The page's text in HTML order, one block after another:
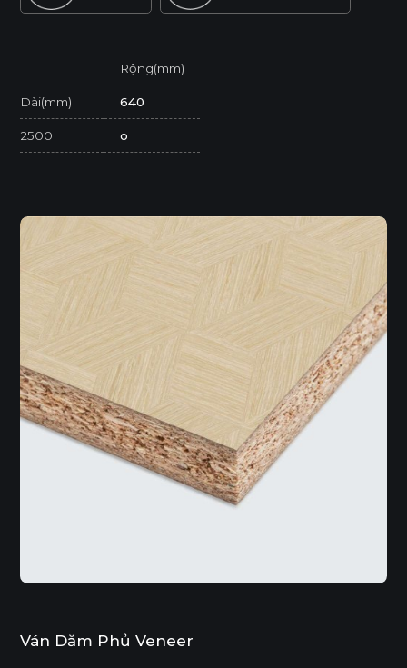
Rộng(mm)
Dài(mm) 640
2500 o
Ván Dăm Phủ Veneer